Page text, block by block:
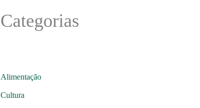
Categorias
Alimentação
Cultura